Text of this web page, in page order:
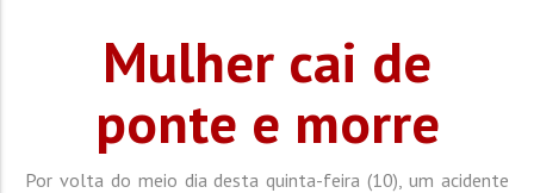
Mulher cai de
ponte e morre
Por volta do meio dia desta quinta-feira (10), um acidente